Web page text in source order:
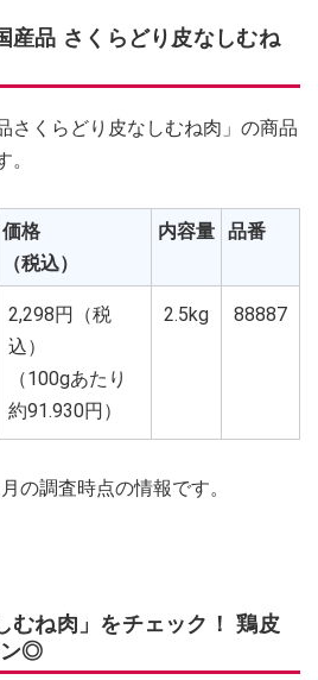
産品 さくらどり皮なしむね
さくらどり皮なしむね肉」の商品
価格
（税込）
内容量 品番
2,298円（税
込）
（100gあたり
約91.930円）
2.5kg 88887
の調査時点の情報です。
むね肉」をチェック！ 鶏皮
ン◎